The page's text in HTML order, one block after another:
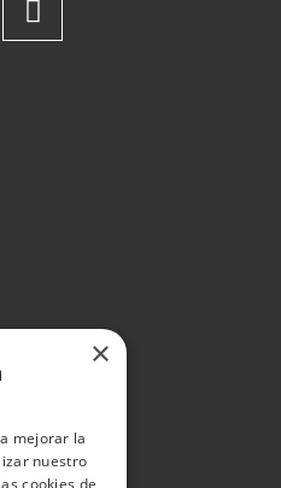
×
mejorar la
nuestro
cookies de